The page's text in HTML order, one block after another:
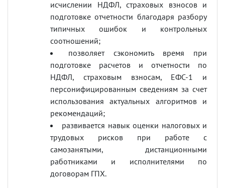
исчислении НДФЛ, страховых взносов и
подготовке отчетности благодаря разбору
типичных ошибок и контрольных
соотношений;
позволяет сэкономить время при
подготовке расчетов и отчетности по
НДФЛ, страховым взносам, ЕФС-1 и
персонифицированным сведениям за счет
использования актуальных алгоритмов и
рекомендаций;
развивается навык оценки налоговых и
трудовых рисков при работе с
самозанятыми, дистанционными
работниками и исполнителями по
договорам ГПХ.